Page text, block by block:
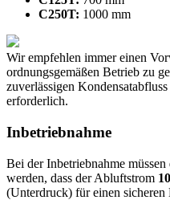
C250T: 1000 mm
Wir empfehlen immer einen
ordnungsgemäßen Betrieb zu
zuverlässigen
erforderlich.
Inbetriebnahme
Bei der Inbetriebnahme
werden, dass der Abluftstrom
(Unterdruck) für einen